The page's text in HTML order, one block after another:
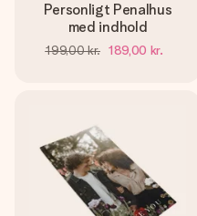
Personligt Penalhus
med indhold
199,00 kr. 189,00 kr.